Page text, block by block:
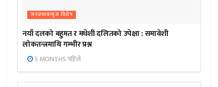
जनप्रभाबन्युज विशेष
नयाँ दलको बहुमत र मधेशी दलितको उपेक्षा : समावेशी
लोकतन्त्रमाथि गम्भीर प्रश्न
5 MONTHS पहिले